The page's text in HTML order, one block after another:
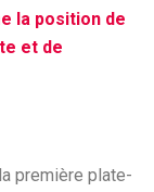
la position de
et de
première plate-